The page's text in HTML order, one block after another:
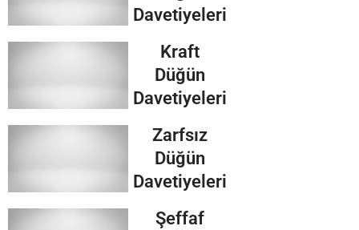
Davetiyeleri
Kraft
Düğün
Davetiyeleri
Zarfsız
Düğün
Davetiyeleri
Şeffaf